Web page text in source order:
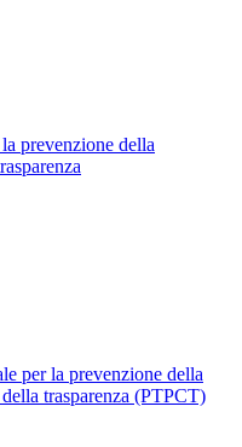
prevenzione della
per la prevenzione della
trasparenza (PTPCT)